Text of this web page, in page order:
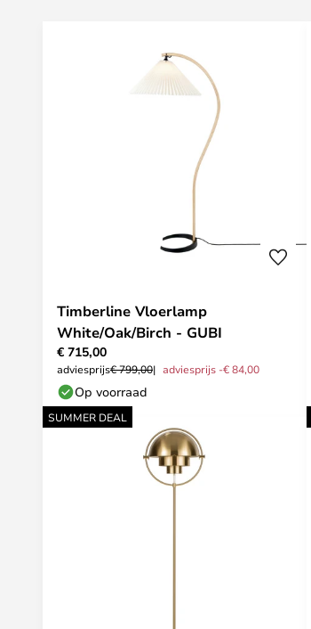
Timberline Vloerlamp
White/Oak/Birch - GUBI
€ 715,00
adviesprijs€ 799,00 adviesprijs -€ 84,00
Op voorraad
SUMMER DEAL